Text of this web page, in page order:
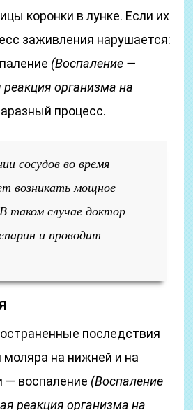
коронки в лунке. Если их
заживления нарушается:
(Воспаление —
организма на
процесс.
сосудов во время
возникать мощное
таком случае доктор
и проводит
последствия
моляра на нижней и на
— воспаление (Воспаление
реакция организма на